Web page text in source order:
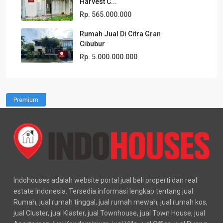
Rp. 565.000.000
Rumah Jual Di Citra Gran
Cibubur
Rp. 5.000.000.000
Premium
Indohouses adalah website portal jual beli properti dan real
estate Indonesia. Tersedia informasi lengkap tentang jual
Rumah, jual rumah tinggal, jual rumah mewah, jual rumah kos,
jual Cluster, jual Klaster, jual Townhouse, jual Town House, jual